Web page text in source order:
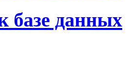
базе данных